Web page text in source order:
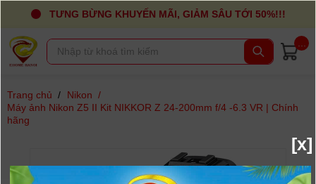
TƯNG BỪNG KHUYẾN MÃI, GIẢM SÂU TỚI 50%!!!
Trang chủ / Nikon /
Máy ảnh Nikon Z5 II Kit NIKKOR Z 24-200mm f/4 -6.3 VR | Chính
hãng
[x]